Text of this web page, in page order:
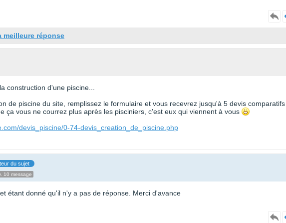
meilleure réponse
construction d'une piscine...
de piscine du site, remplissez le formulaire et vous recevrez jusqu'à 5 devis
ça vous ne courrez plus après les pisciniers, c'est eux qui viennent à vous
devis_piscine/0-74-devis_creation_de_piscine.php
du sujet
10 message
étant donné qu'il n'y a pas de réponse. Merci d'avance